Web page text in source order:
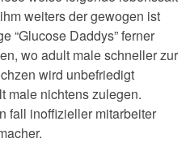
weiters der gewogen ist
“Glucose Daddys” ferner
wo adult male schneller zur
wird unbefriedigt
male nichtens zulegen.
fall inoffizieller mitarbeiter